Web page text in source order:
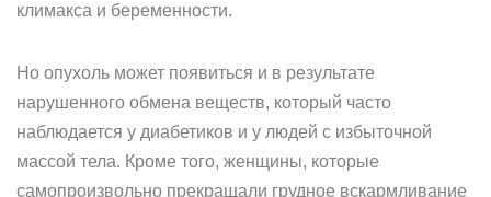
климакса и беременности.
Но опухоль может появиться и в результате
нарушенного обмена веществ, который часто
наблюдается у диабетиков и у людей с избыточной
массой тела. Кроме того, женщины, которые
самопроизвольно прекращали грудное вскармливание